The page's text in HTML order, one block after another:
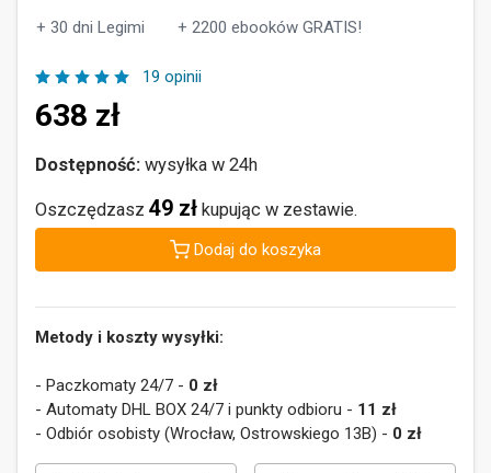
+ 30 dni Legimi + 2200 ebooków GRATIS!
19 opinii
638 zł
Dostępność: wysyłka w 24h
Oszczędzasz 49 zł kupując w zestawie.
Dodaj do koszyka
Metody i koszty wysyłki:
- Paczkomaty 24/7 - 0 zł
- Automaty DHL BOX 24/7 i punkty odbioru - 11 zł
- Odbiór osobisty (Wrocław, Ostrowskiego 13B) - 0 zł